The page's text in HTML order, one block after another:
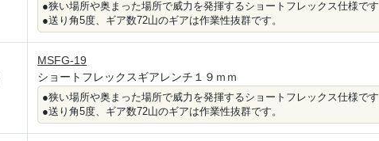
●狭い場所や奥まった場所で威力を発揮するショートフレックス仕様です
●送り角5度、ギア数72山のギアは作業性抜群です。
MSFG-19
ショートフレックスギアレンチ１９ｍｍ
●狭い場所や奥まった場所で威力を発揮するショートフレックス仕様です
●送り角5度、ギア数72山のギアは作業性抜群です。